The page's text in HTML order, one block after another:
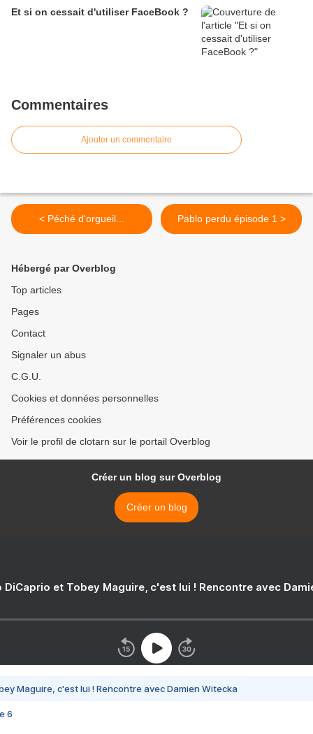
Et si on cessait d'utiliser FaceBook ?
Commentaires
Ajouter un commentaire
< Péché d'orgueil... Pablo perdu épisode 1 >
Hébergé par Overblog
Top articles
Pages
Contact
Signaler un abus
C.G.U.
Cookies et données personnelles
Préférences cookies
Voir le profil de clotarn sur le portail Overblog
Créer un blog sur Overblog
Créer un blog
DiCaprio et Tobey Maguire, c'est lui ! Rencontre avec
Maguire, c'est lui ! Rencontre avec Damien Witecka
6